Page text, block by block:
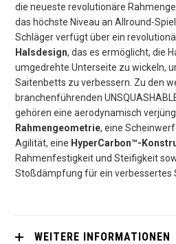
die neueste revolutionäre
das höchste Niveau an Allround-
Schläger verfügt über ein
Halsdesign, das es ermöglicht, die
umgedrehte Unterseite zu wickeln,
Saitenbetts zu verbessern. Zu den
branchenführenden
gehören eine aerodynamisch
Rahmengeometrie, eine
Agilität, eine HyperCarbon™-
Rahmenfestigkeit und Steifigkeit
Stoßdämpfung für ein verbessertes
WEITERE INFORMATIONEN